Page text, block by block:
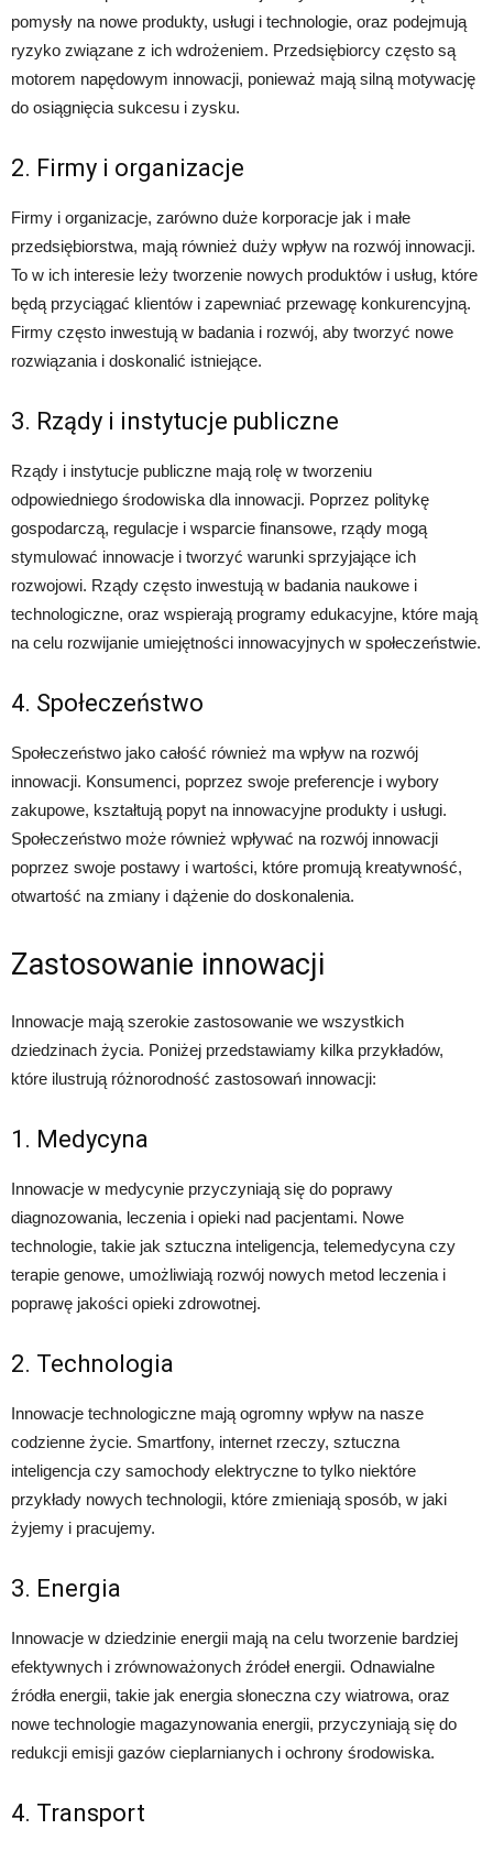
pomysły na nowe produkty, usługi i technologie, oraz podejmują
ryzyko związane z ich wdrożeniem. Przedsiębiorcy często są
motorem napędowym innowacji, ponieważ mają silną motywację
do osiągnięcia sukcesu i zysku.
2. Firmy i organizacje
Firmy i organizacje, zarówno duże korporacje jak i małe
przedsiębiorstwa, mają również duży wpływ na rozwój innowacji.
To w ich interesie leży tworzenie nowych produktów i usług, które
będą przyciągać klientów i zapewniać przewagę konkurencyjną.
Firmy często inwestują w badania i rozwój, aby tworzyć nowe
rozwiązania i doskonalić istniejące.
3. Rządy i instytucje publiczne
Rządy i instytucje publiczne mają rolę w tworzeniu
odpowiedniego środowiska dla innowacji. Poprzez politykę
gospodarczą, regulacje i wsparcie finansowe, rządy mogą
stymulować innowacje i tworzyć warunki sprzyjające ich
rozwojowi. Rządy często inwestują w badania naukowe i
technologiczne, oraz wspierają programy edukacyjne, które mają
na celu rozwijanie umiejętności innowacyjnych w społeczeństwie.
4. Społeczeństwo
Społeczeństwo jako całość również ma wpływ na rozwój
innowacji. Konsumenci, poprzez swoje preferencje i wybory
zakupowe, kształtują popyt na innowacyjne produkty i usługi.
Społeczeństwo może również wpływać na rozwój innowacji
poprzez swoje postawy i wartości, które promują kreatywność,
otwartość na zmiany i dążenie do doskonalenia.
Zastosowanie innowacji
Innowacje mają szerokie zastosowanie we wszystkich
dziedzinach życia. Poniżej przedstawiamy kilka przykładów,
które ilustrują różnorodność zastosowań innowacji:
1. Medycyna
Innowacje w medycynie przyczyniają się do poprawy
diagnozowania, leczenia i opieki nad pacjentami. Nowe
technologie, takie jak sztuczna inteligencja, telemedycyna czy
terapie genowe, umożliwiają rozwój nowych metod leczenia i
poprawę jakości opieki zdrowotnej.
2. Technologia
Innowacje technologiczne mają ogromny wpływ na nasze
codzienne życie. Smartfony, internet rzeczy, sztuczna
inteligencja czy samochody elektryczne to tylko niektóre
przykłady nowych technologii, które zmieniają sposób, w jaki
żyjemy i pracujemy.
3. Energia
Innowacje w dziedzinie energii mają na celu tworzenie bardziej
efektywnych i zrównoważonych źródeł energii. Odnawialne
źródła energii, takie jak energia słoneczna czy wiatrowa, oraz
nowe technologie magazynowania energii, przyczyniają się do
redukcji emisji gazów cieplarnianych i ochrony środowiska.
4. Transport